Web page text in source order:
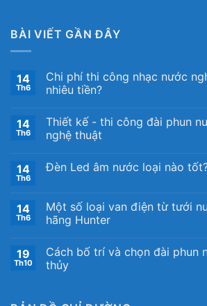
BÀI VIẾT GẦN ĐÂY
14
Th6
Chi phí thi công nhạc nước
nhiêu tiền?
14
Th6
Thiết kế ​- thi công đài phun
nghệ thuật
14
Th6
Đèn Led âm nước loại nào
14
Th6
Một số loại van điện từ tưới
hãng Hunter
19
Th10
Cách bố trí và chọn đài phun
thủy